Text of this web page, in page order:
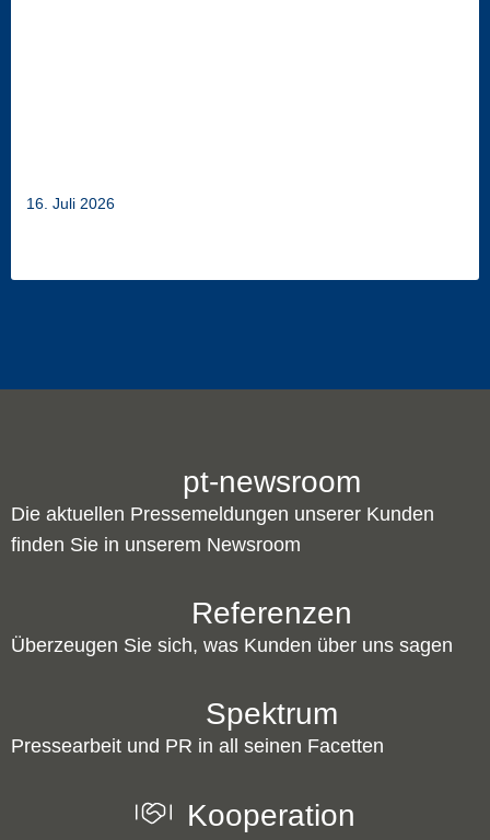
16. Juli 2026
pt-newsroom
Die aktuellen Pressemeldungen unserer Kunden
finden Sie in unserem Newsroom
Referenzen
Überzeugen Sie sich, was Kunden über uns sagen
Spektrum
Pressearbeit und PR in all seinen Facetten
Kooperation